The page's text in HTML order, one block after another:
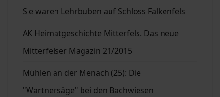
Sie waren Lehrbuben auf Schloss Falkenfels
AK Heimatgeschichte Mitterfels. Das neue
Mitterfelser Magazin 21/2015
Mühlen an der Menach (25): Die
"Wartnersäge" bei den Bachwiesen